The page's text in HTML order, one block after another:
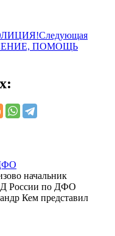
Следующая
ПОМОЩЬ
начальник
России по ДФО
Кем представил